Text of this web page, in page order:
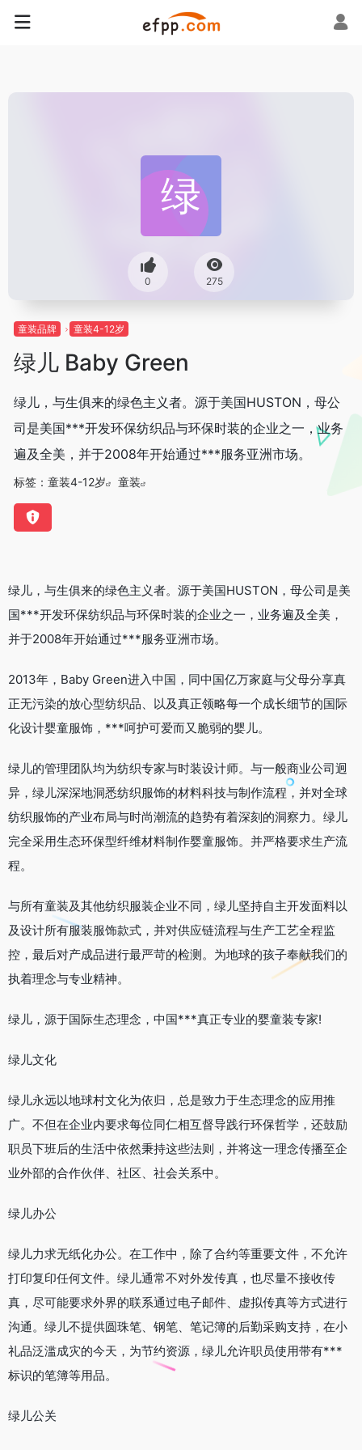
0 275
童装品牌 童装4-12岁
绿儿 Baby Green
绿儿，与生俱来的绿色主义者。源于美国HUSTON，母公
司是美国***开发环保纺织品与环保时装的企业之一，业务
遍及全美，并于2008年开始通过***服务亚洲市场。
标签： 童装4-12岁 童装
绿儿，与生俱来的绿色主义者。源于美国HUSTON，母公司是美
国***开发环保纺织品与环保时装的企业之一，业务遍及全美，
并于2008年开始通过***服务亚洲市场。
2013年，Baby Green进入中国，同中国亿万家庭与父母分享真
正无污染的放心型纺织品、以及真正领略每一个成长细节的国际
化设计婴童服饰，***呵护可爱而又脆弱的婴儿。
绿儿的管理团队均为纺织专家与时装设计师。与一般商业公司迥
异，绿儿深深地洞悉纺织服饰的材料科技与制作流程，并对全球
纺织服饰的产业布局与时尚潮流的趋势有着深刻的洞察力。绿儿
完全采用生态环保型纤维材料制作婴童服饰。并严格要求生产流
程。
与所有童装及其他纺织服装企业不同，绿儿坚持自主开发面料以
及设计所有服装服饰款式，并对供应链流程与生产工艺全程监
控，最后对产成品进行最严苛的检测。为地球的孩子奉献我们的
执着理念与专业精神。
绿儿，源于国际生态理念，中国***真正专业的婴童装专家!
绿儿文化
绿儿永远以地球村文化为依归，总是致力于生态理念的应用推
广。不但在企业内要求每位同仁相互督导践行环保哲学，还鼓励
职员下班后的生活中依然秉持这些法则，并将这一理念传播至企
业外部的合作伙伴、社区、社会关系中。
绿儿办公
绿儿力求无纸化办公。在工作中，除了合约等重要文件，不允许
打印复印任何文件。绿儿通常不对外发传真，也尽量不接收传
真，尽可能要求外界的联系通过电子邮件、虚拟传真等方式进行
沟通。绿儿不提供圆珠笔、钢笔、笔记簿的后勤采购支持，在小
礼品泛滥成灾的今天，为节约资源，绿儿允许职员使用带有***
标识的笔簿等用品。
绿儿公关